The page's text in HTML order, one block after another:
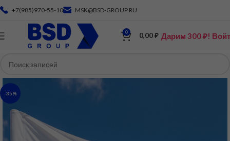
+7(985)970-55-10 MSK@BSD-GROUP.RU
0 0,00₽ Дарим 300 ₽!
-35%